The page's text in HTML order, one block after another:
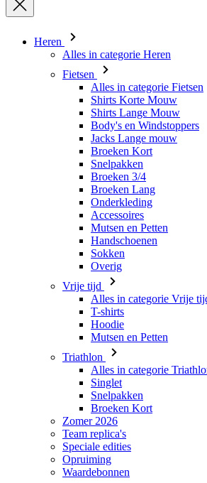
Shirts Lange Mouw
Body's en Windstoppers
Jacks Lange mouw
Broeken Kort
Snelpakken
Broeken 3/4
Broeken Lang
Onderkleding
Accessoires
Mutsen en Petten
Handschoenen
Sokken
Overig
Vrije tijd
Alles in categorie Vrije tijd
T-shirts
Hoodie
Mutsen en Petten
Triathlon
Alles in categorie Triathlon
Singlet
Snelpakken
Broeken Kort
Zomer 2026
Team replica's
Speciale edities
Opruiming
Waardebonnen
Dames
Alles in categorie Dames
Fietsen
Alles in categorie Fietsen